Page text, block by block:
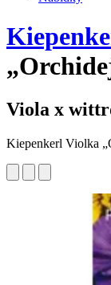
Viola x
Kiepenkerl Violka